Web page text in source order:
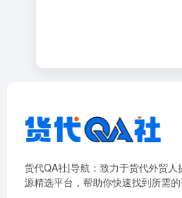
货代QA社|导航：致力于货代外贸
源精选平台，帮助你快速找到所需的